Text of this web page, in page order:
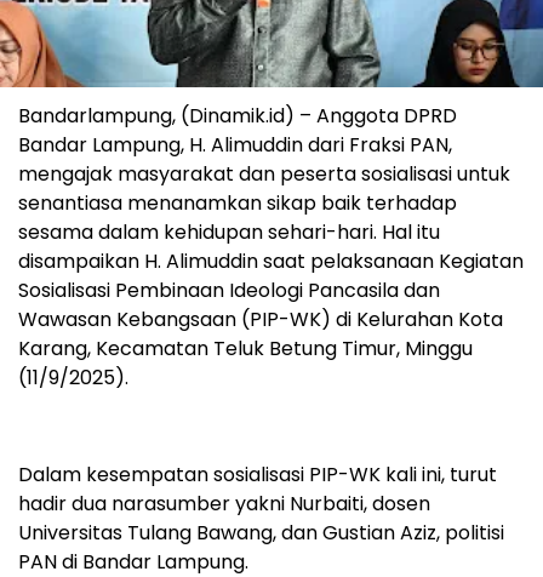
Bandarlampung, (Dinamik.id) – Anggota DPRD
Bandar Lampung, H. Alimuddin dari Fraksi PAN,
mengajak masyarakat dan peserta sosialisasi untuk
senantiasa menanamkan sikap baik terhadap
sesama dalam kehidupan sehari-hari. Hal itu
disampaikan H. Alimuddin saat pelaksanaan Kegiatan
Sosialisasi Pembinaan Ideologi Pancasila dan
Wawasan Kebangsaan (PIP-WK) di Kelurahan Kota
Karang, Kecamatan Teluk Betung Timur, Minggu
(11/9/2025).
Dalam kesempatan sosialisasi PIP-WK kali ini, turut
hadir dua narasumber yakni Nurbaiti, dosen
Universitas Tulang Bawang, dan Gustian Aziz, politisi
PAN di Bandar Lampung.